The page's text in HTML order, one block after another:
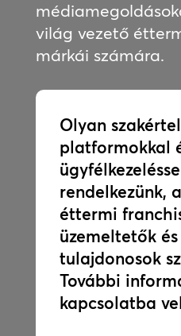
világ vezető
márkái számára.
Olyan
platformokkal
rendelkezünk,
éttermi
üzemeltetők
tulajdonosok
További
kapcsolatba